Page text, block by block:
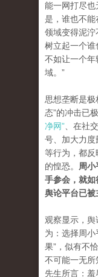
能一网打尽也
是，谁也不
领域变得泥泞
树立起一个谁
不如让一个年
域。”
思想垄断是
态”的冲击已
净网” 、在社
号、加大力度
等行为，都
的惶恐。
周
手参会，就如
舆论平台已被
观察显示，舆
为：选择周
果”，似有不恰
不可能一无
先生所言：羞